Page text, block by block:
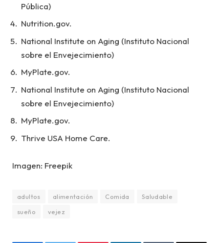
Pública)
Nutrition.gov.
National Institute on Aging (Instituto Nacional
sobre el Envejecimiento)
MyPlate.gov.
National Institute on Aging (Instituto Nacional
sobre el Envejecimiento)
MyPlate.gov.
Thrive USA Home Care.
Imagen: Freepik
adultos alimentación Comida
Saludable
sueño
vejez